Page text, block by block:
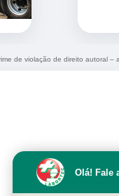
de violação de direito autoral –
Olá! Fale